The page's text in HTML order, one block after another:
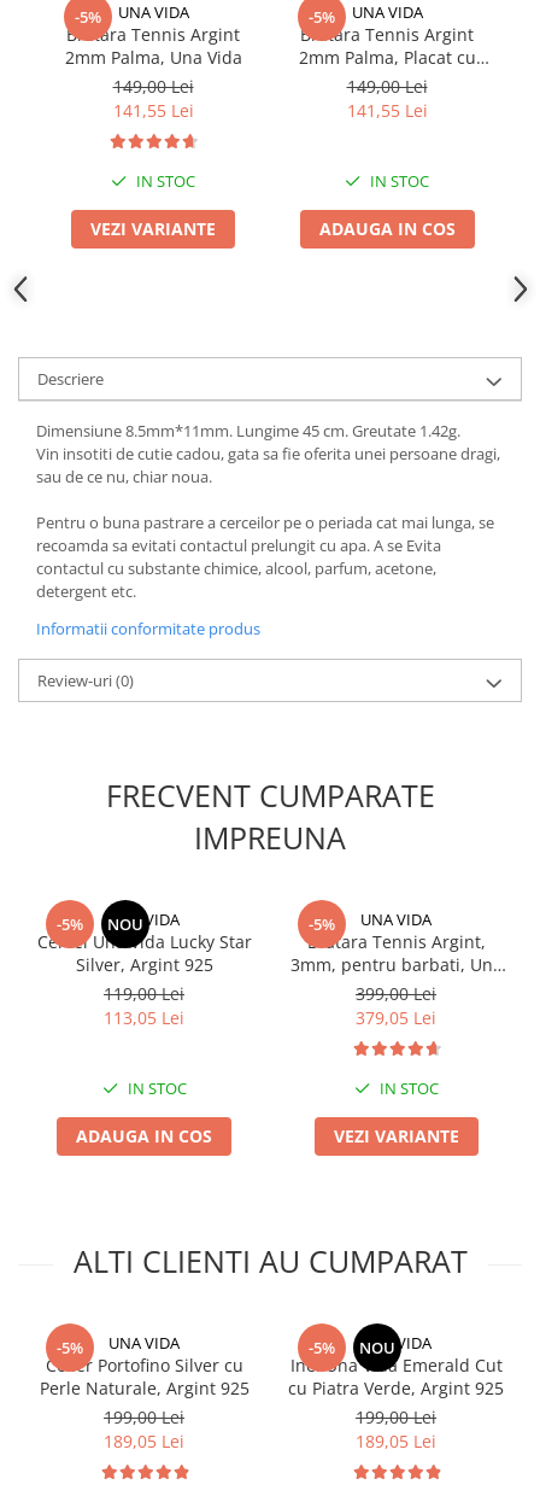
-5% UNA VIDA
Bratara Tennis Argint
2mm Palma, Una Vida
149,00 Lei
141,55 Lei
IN STOC
VEZI VARIANTE
-5% UNA VIDA
Bratara Tennis Argint
2mm Palma, Placat cu
Aur
149,00 Lei
141,55 Lei
IN STOC
ADAUGA IN COS
Descriere
Dimensiune 8.5mm*11mm. Lungime 45 cm. Greutate 1.42g.
Vin insotiti de cutie cadou, gata sa fie oferita unei persoane dragi,
sau de ce nu, chiar noua.
Pentru o buna pastrare a cerceilor pe o periada cat mai lunga, se
recoamda sa evitati contactul prelungit cu apa. A se Evita
contactul cu substante chimice, alcool, parfum, acetone,
detergent etc.
Informatii conformitate produs
Review-uri(0)
FRECVENT CUMPARATE
IMPREUNA
-5% NOU
UNA VIDA
Cercei Una Vida Lucky Star
Silver, Argint 925
119,00 Lei
113,05 Lei
IN STOC
ADAUGA IN COS
-5% UNA VIDA
Bratara Tennis Argint,
3mm, pentru barbati, Una
Vida
399,00 Lei
379,05 Lei
IN STOC
VEZI VARIANTE
ALTI CLIENTI AU CUMPARAT
-5% UNA VIDA
Colier Portofino Silver cu
Perle Naturale, Argint 925
199,00 Lei
189,05 Lei
-5% NOU
UNA VIDA
Inel Una Vida Emerald Cut
cu Piatra Verde, Argint 925
199,00 Lei
189,05 Lei